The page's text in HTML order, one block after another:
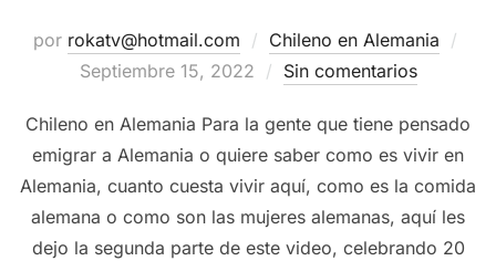
por rokatv@hotmail.com Chileno en Alemania
Septiembre 15, 2022 Sin comentarios
Chileno en Alemania Para la gente que tiene pensado
emigrar a Alemania o quiere saber como es vivir en
Alemania, cuanto cuesta vivir aquí, como es la comida
alemana o como son las mujeres alemanas, aquí les
dejo la segunda parte de este video, celebrando 20